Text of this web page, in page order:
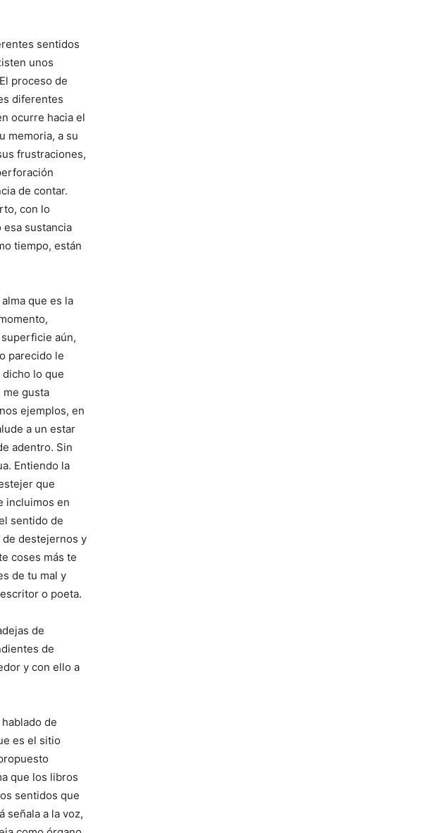
sentidos
unos
proceso de
diferentes
ocurre hacia el
memoria, a su
frustraciones,
de contar.
con lo
sustancia
tiempo, están
que es la
aún,
parecido le
lo que
me gusta
ejemplos, en
a un estar
adentro. Sin
Entiendo la
que
incluimos en
sentido de
de destejernos y
coses más te
de tu mal y
o poeta.
de
de
y con ello a
de
es el sitio
que los libros
sentidos que
señala a la voz,